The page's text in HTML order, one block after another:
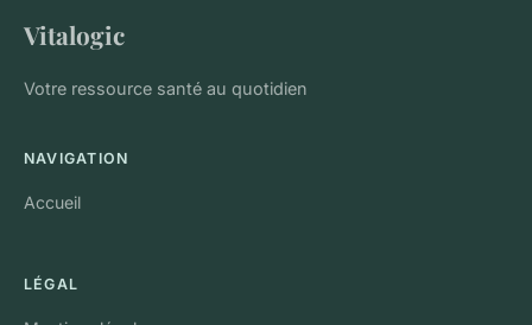
Vitalogic
Votre ressource santé au quotidien
NAVIGATION
Accueil
LÉGAL